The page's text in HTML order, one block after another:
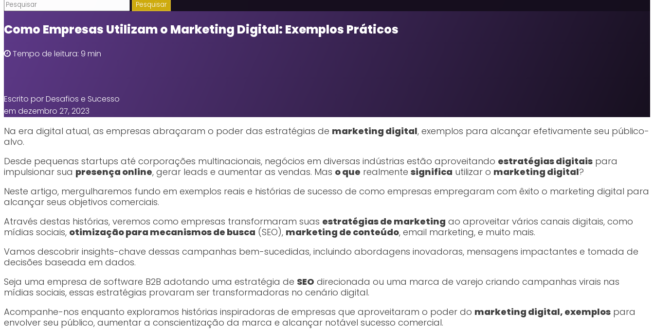
Como Empresas Utilizam o Marketing Digital: Exemplos Práticos
Tempo de leitura: 9 min
Escrito por Desafios e Sucesso
em dezembro 27, 2023
Na era digital atual, as empresas abraçaram o poder das estratégias de marketing digital, exemplos para alcançar efetivamente seu público-
alvo.
Desde pequenas startups até corporações multinacionais, negócios em diversas indústrias estão aproveitando estratégias digitais para
impulsionar sua presença online, gerar leads e aumentar as vendas. Mas o que realmente significa utilizar o marketing digital?
Neste artigo, mergulharemos fundo em exemplos reais e histórias de sucesso de como empresas empregaram com êxito o marketing digital para
alcançar seus objetivos comerciais.
Através destas histórias, veremos como empresas transformaram suas estratégias de marketing ao aproveitar vários canais digitais, como
mídias sociais, otimização para mecanismos de busca (SEO), marketing de conteúdo, email marketing, e muito mais.
Vamos descobrir insights-chave dessas campanhas bem-sucedidas, incluindo abordagens inovadoras, mensagens impactantes e tomada de
decisões baseada em dados.
Seja uma empresa de software B2B adotando uma estratégia de SEO direcionada ou uma marca de varejo criando campanhas virais nas
mídias sociais, essas estratégias provaram ser transformadoras no cenário digital.
Acompanhe-nos enquanto exploramos histórias inspiradoras de empresas que aproveitaram o poder do marketing digital, exemplos para
envolver seu público, aumentar a conscientização da marca e alcançar notável sucesso comercial.